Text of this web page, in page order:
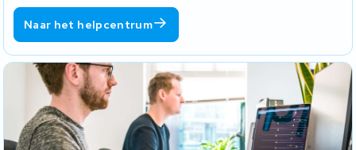
Naar het helpcentrum